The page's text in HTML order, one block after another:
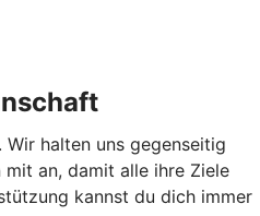
halten uns gegenseitig
an, damit alle ihre Ziele
kannst du dich immer